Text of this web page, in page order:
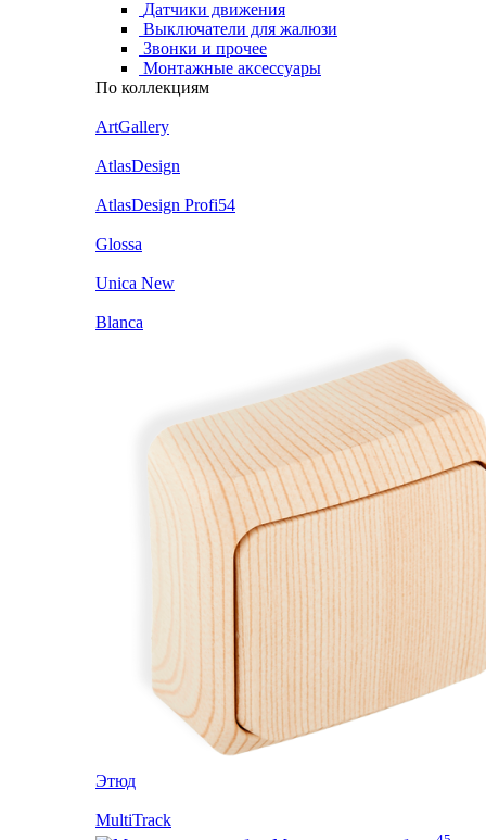
Датчики движения
Выключатели для жалюзи
Звонки и прочее
Монтажные аксессуары
По коллекциям
ArtGallery
AtlasDesign
AtlasDesign Profi54
Glossa
Unica New
Blanca
Этюд
MultiTrack